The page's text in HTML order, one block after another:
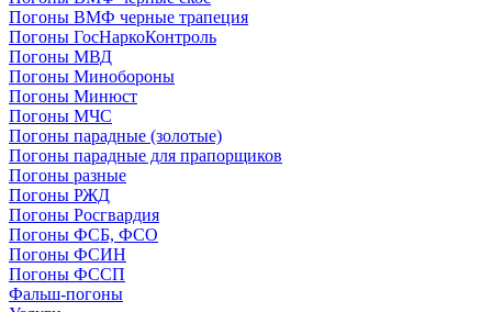
Погоны ВМФ черные трапеция
Погоны ГосНаркоКонтроль
Погоны МВД
Погоны Минобороны
Погоны Минюст
Погоны МЧС
Погоны парадные (золотые)
Погоны парадные для прапорщиков
Погоны разные
Погоны РЖД
Погоны Росгвардия
Погоны ФСБ, ФСО
Погоны ФСИН
Погоны ФССП
Фальш-погоны